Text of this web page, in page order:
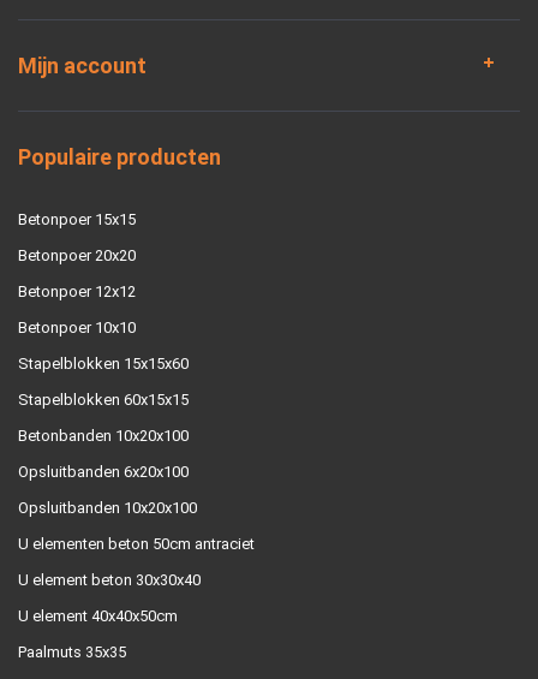
Mijn account
Populaire producten
Betonpoer 15x15
Betonpoer 20x20
Betonpoer 12x12
Betonpoer 10x10
Stapelblokken 15x15x60
Stapelblokken 60x15x15
Betonbanden 10x20x100
Opsluitbanden 6x20x100
Opsluitbanden 10x20x100
U elementen beton 50cm antraciet
U element beton 30x30x40
U element 40x40x50cm
Paalmuts 35x35